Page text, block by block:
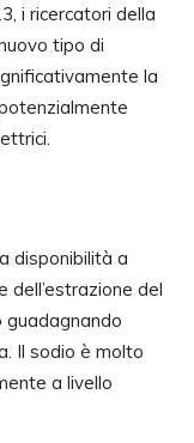
i ricercatori della
tipo di
la
disponibilità a
dell’estrazione del
guadagnando
Il sodio è molto
a livello